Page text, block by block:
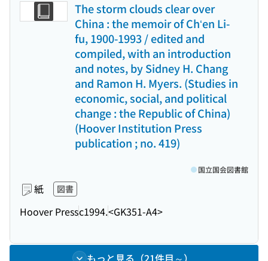
The storm clouds clear over
China : the memoir of Chʻen Li-
fu, 1900-1993 / edited and
compiled, with an introduction
and notes, by Sidney H. Chang
and Ramon H. Myers. (Studies in
economic, social, and political
change : the Republic of China)
(Hoover Institution Press
publication ; no. 419)
紙 図書
Hoover Pressc1994.<GK351-A4>
国立国会図書館
もっと見る（21件目～）